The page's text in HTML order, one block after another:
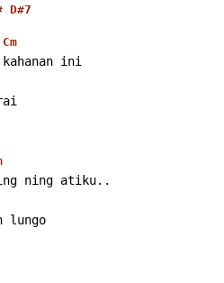
D#7
Cm
ini
ning atiku..
lungo